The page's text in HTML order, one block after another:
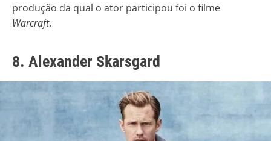
produção da qual o ator participou foi o filme
Warcraft.
8. Alexander Skarsgard